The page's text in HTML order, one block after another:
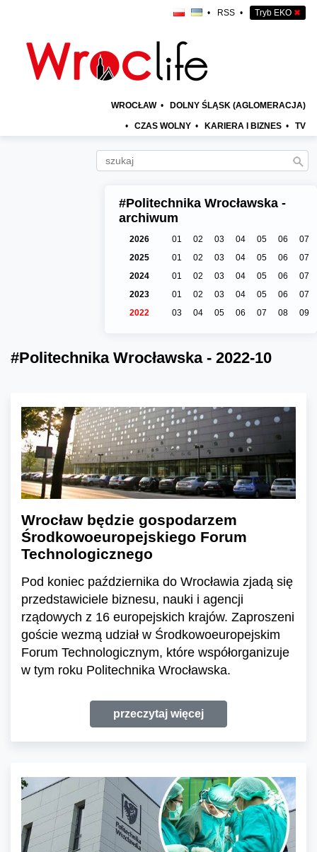
• RSS • Tryb EKO ✖
WROCŁAW • DOLNY ŚLĄSK (AGLOMERACJA)
• CZAS WOLNY • KARIERA I BIZNES • TV
#Politechnika Wrocławska -
archiwum
2026 01 02 03 04 05 06
07
2025
01 02 03 04 05 06
07
2024
01 02 03 04 05 06
07
2023
01 02 03 04 05 06
07
2022
03 04 05 06 07 08 09
#Politechnika Wrocławska - 2022-10
Wrocław będzie gospodarzem
Środkowoeuropejskiego Forum
Technologicznego
Pod koniec października do Wrocławia zjadą się
przedstawiciele biznesu, nauki i agencji
rządowych z 16 europejskich krajów. Zaproszeni
goście wezmą udział w Środkowoeuropejskim
Forum Technologicznym, które współorganizuje
w tym roku Politechnika Wrocławska.
przeczytaj więcej